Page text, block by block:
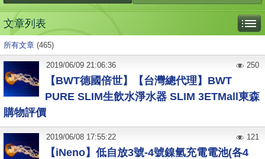
文章列表
所有文章 (465)
【BWT德國倍世】【台灣總代理】BWT
PURE SLIM生飲水淨水器 SLIM 3ETMall東森
購物評價
2019/06/09 21:06:36 250
【iNeno】低自放3號-4號鎳氫充電電池(各4
2019/06/08 17:55:22 121